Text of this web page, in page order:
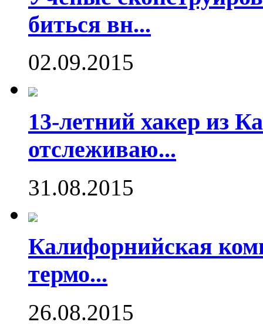
биться вн...
02.09.2015
13-летний хакер из
отслеживаю...
31.08.2015
Калифорнийская
термо...
26.08.2015